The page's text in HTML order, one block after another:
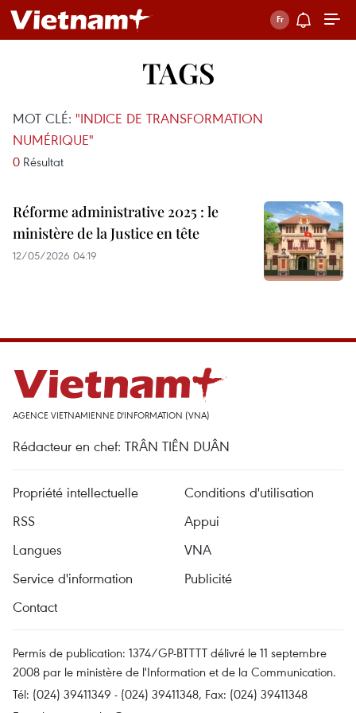
TAGS
MOT CLÉ: "INDICE DE TRANSFORMATION
NUMÉRIQUE"
0 Résultat
Réforme administrative 2025 : le
ministère de la Justice en tête
12/05/2026 04:19
AGENCE VIETNAMIENNE D'INFORMATION (VNA)
Rédacteur en chef: TRÂN TIÊN DUÂN
Propriété intellectuelle
Conditions d'utilisation
RSS
Appui
Langues
VNA
Service d'information
Publicité
Contact
Permis de publication: 1374/GP-BTTTT délivré le 11 septembre
2008 par le ministère de l'Information et de la Communication.
Tél: (024) 39411349 - (024) 39411348, Fax: (024) 39411348